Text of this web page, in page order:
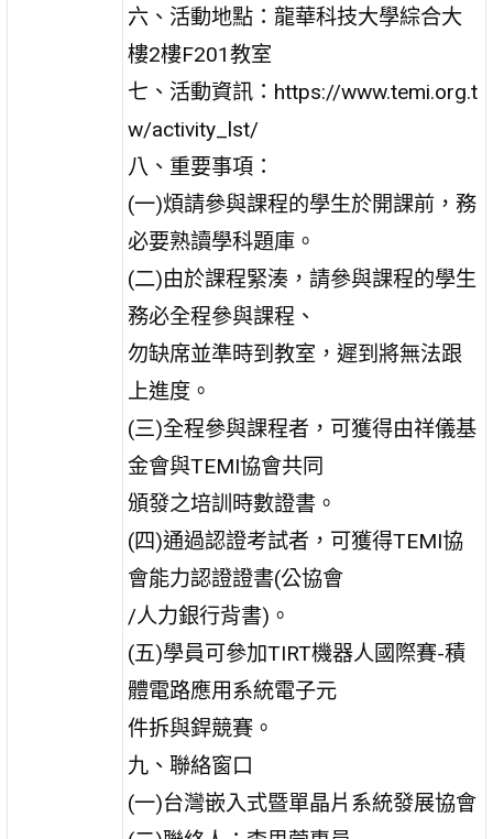
六、活動地點：龍華科技大學綜合大
樓2樓F201教室
七、活動資訊：https://www.temi.org.t
w/activity_lst/
八、重要事項：
(一)煩請參與課程的學生於開課前，務
必要熟讀學科題庫。
(二)由於課程緊湊，請參與課程的學生
務必全程參與課程、
勿缺席並準時到教室，遲到將無法跟
上進度。
(三)全程參與課程者，可獲得由祥儀基
金會與TEMI協會共同
頒發之培訓時數證書。
(四)通過認證考試者，可獲得TEMI協
會能力認證證書(公協會
/人力銀行背書)。
(五)學員可參加TIRT機器人國際賽-積
體電路應用系統電子元
件拆與銲競賽。
九、聯絡窗口
(一)台灣嵌入式暨單晶片系統發展協會